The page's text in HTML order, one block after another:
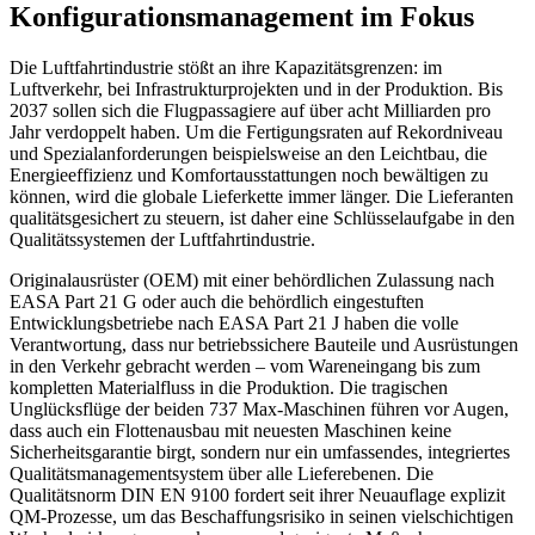
Konfigurationsmanagement im Fokus
Die Luftfahrtindustrie stößt an ihre Kapazitätsgrenzen: im
Luftverkehr, bei Infrastrukturprojekten und in der Produktion. Bis
2037 sollen sich die Flugpassagiere auf über acht Milliarden pro
Jahr verdoppelt haben. Um die Fertigungsraten auf Rekordniveau
und Spezialanforderungen beispielsweise an den Leichtbau, die
Energieeffizienz und Komfortausstattungen noch bewältigen zu
können, wird die globale Lieferkette immer länger. Die Lieferanten
qualitätsgesichert zu steuern, ist daher eine Schlüsselaufgabe in den
Qualitätssystemen der Luftfahrtindustrie.
Originalausrüster (OEM) mit einer behördlichen Zulassung nach
EASA Part 21 G oder auch die behördlich eingestuften
Entwicklungsbetriebe nach EASA Part 21 J haben die volle
Verantwortung, dass nur betriebssichere Bauteile und Ausrüstungen
in den Verkehr gebracht werden – vom Wareneingang bis zum
kompletten Materialfluss in die Produktion. Die tragischen
Unglücksflüge der beiden 737 Max-Maschinen führen vor Augen,
dass auch ein Flottenausbau mit neuesten Maschinen keine
Sicherheitsgarantie birgt, sondern nur ein umfassendes, integriertes
Qualitätsmanagementsystem über alle Lieferebenen. Die
Qualitätsnorm DIN EN 9100 fordert seit ihrer Neuauflage explizit
QM-Prozesse, um das Beschaffungsrisiko in seinen vielschichtigen